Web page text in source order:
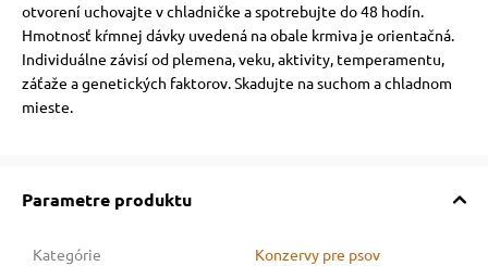
otvorení uchovajte v chladničke a spotrebujte do 48 hodín.
Hmotnosť kŕmnej dávky uvedená na obale krmiva je orientačná.
Individuálne závisí od plemena, veku, aktivity, temperamentu,
záťaže a genetických faktorov. Skadujte na suchom a chladnom
mieste.
Parametre produktu
Kategórie Konzervy pre psov